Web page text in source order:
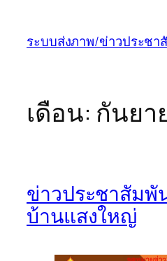
ระบบส่งภาพ/ข่าวประชา
เดือน: กันยา
ข่าวประชาสัมพั
บ้านแสงใหญ่